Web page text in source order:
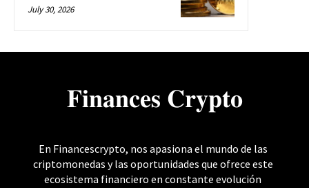
July 30, 2026
𝐅𝐢𝐧𝐚𝐧𝐜𝐞𝐬 𝐂𝐫𝐲𝐩𝐭𝐨
En Financescrypto, nos apasiona el mundo de las
criptomonedas y las oportunidades que ofrece este
ecosistema financiero en constante evolución